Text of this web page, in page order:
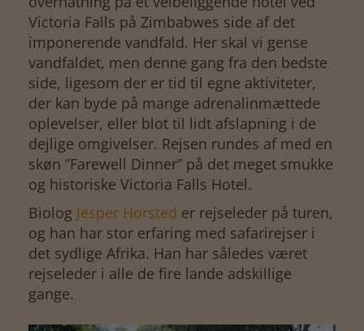
Victoria Falls på Zimbabwes side af det
imponerende vandfald. Her skal vi gense
vandfaldet, men denne gang fra den bedste
side, ligesom der er tid til egne aktiviteter,
der kan byde på mange adrenalinmættede
oplevelser, eller blot til lidt afslapning i de
dejlige omgivelser. Rejsen rundes af med en
skøn ”Farewell Dinner” på det meget smukke
og historiske Victoria Falls Hotel.
Biolog Jesper Horsted er rejseleder på turen,
og han har stor erfaring med safarirejser i
det sydlige Afrika. Han har således været
rejseleder i alle de fire lande adskillige
gange.